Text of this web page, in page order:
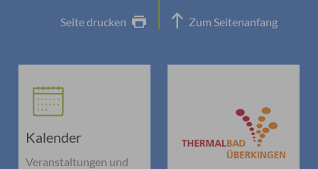
Seite drucken Zum Seitenanfang
Kalender
Veranstaltungen und